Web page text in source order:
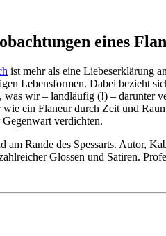
eines
ist mehr als eine Liebeserklärung
Lebensformen. Dabei bezieht
wir – landläufig (!) –
ein Flaneur durch Zeit und
verdichten.
Rande des Spessarts. Autor,
Glossen und Satiren.